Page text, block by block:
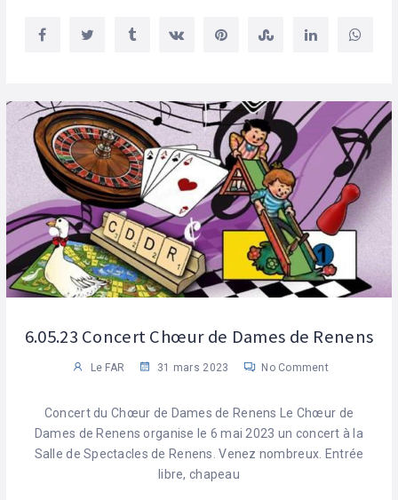
6.05.23 Concert Chœur de Dames de Renens
Le FAR 31 mars 2023 No Comment
Concert du Chœur de Dames de Renens Le Chœur de
Dames de Renens organise le 6 mai 2023 un concert à la
Salle de Spectacles de Renens. Venez nombreux. Entrée
libre, chapeau